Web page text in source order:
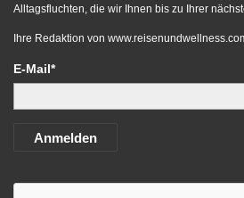
Alltagsfluchten, die wir Ihnen bis zu Ihrer
Ihre Redaktion von
E-Mail*
Anmelden